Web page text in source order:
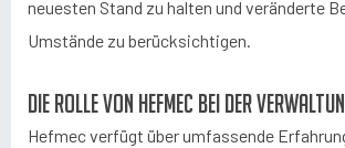
neuesten Stand zu halten und veränderte
Umstände zu berücksichtigen.
Die Rolle von Hefmec bei der
Hefmec verfügt über umfassende